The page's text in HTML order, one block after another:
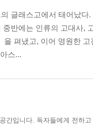
글래스고에서 태어났
중반에는 인류의 고대사,
을 펴냈고, 이어 영원한
스...
간입니다. 독자들에게 전하